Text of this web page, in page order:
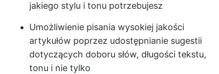
jakiego stylu i tonu potrzebujesz
Umożliwienie pisania wysokiej jakości
artykułów poprzez udostępnianie sugestii
dotyczących doboru słów, długości tekstu,
tonu i nie tylko